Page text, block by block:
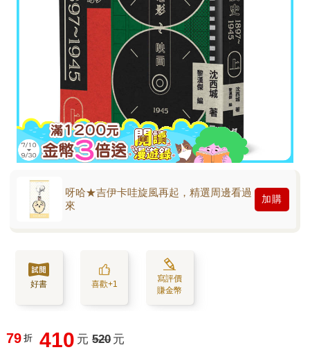
呀哈★吉伊卡哇旋風再起，精選周邊看過
來
加購
好書 喜歡+1
寫評價
賺金幣
79 折 410 元 520 元